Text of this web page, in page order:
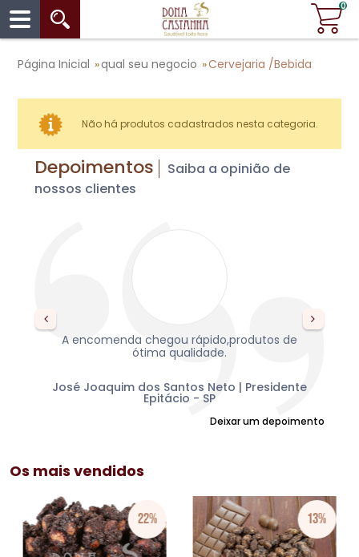
0
Página Inicial »qual seu negocio »Cervejaria /Bebida
Não há produtos cadastrados nesta categoria.
Depoimentos
Saiba a opinião de
nossos clientes
A encomenda chegou rápido,produtos de
ótima qualidade.
José Joaquim dos Santos Neto | Presidente
Epitácio - SP
Deixar um depoimento
Os mais vendidos
22% 13%